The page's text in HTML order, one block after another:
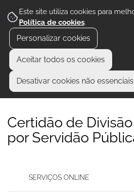
Este site utiliza cookies para
Política de cookies.
Personalizar cookies
Aceitar todos os cookies
Desativar cookies não essenciais
Certidão de
por Servidão
SERVIÇOS ONLINE